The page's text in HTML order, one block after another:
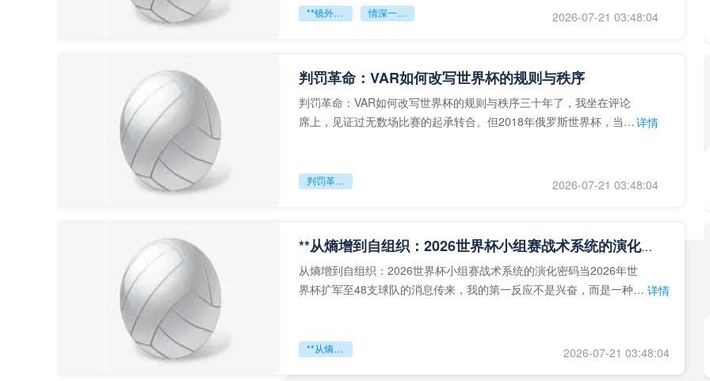
**镜外留影 情深一瞬** 2026-07-21 03:48:04
判罚革命：VAR如何改写世界杯的规则与秩序
判罚革命：VAR如何改写世界杯的规则与秩序三十年了，我坐在评论
席上，见证过无数场比赛的起承转合。但2018年俄罗斯世界杯，当
详情
判罚革命：VAR如何改写世界杯的规则与秩序 2026-07-21 03:48:04
**从熵增到自组织：2026世界杯小组赛战术系统的演化密码**
从熵增到自组织：2026世界杯小组赛战术系统的演化密码当2026年世
界杯扩军至48支球队的消息传来，我的第一反应不是兴奋，而是一种深 详情
**从熵增到自组织：2026世界杯小组赛战术系统的演化密码** 2026-07-21 03:48:04